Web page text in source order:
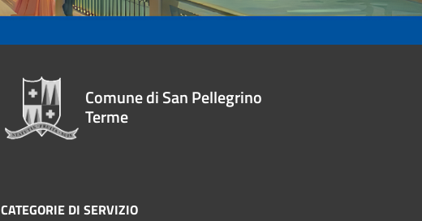
Comune di San Pellegrino
Terme
CATEGORIE DI SERVIZIO